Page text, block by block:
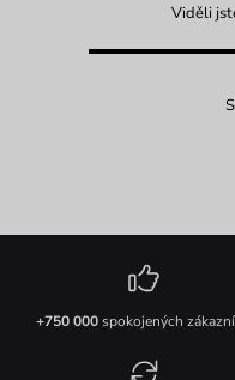
Viděli
+750 000spokojených